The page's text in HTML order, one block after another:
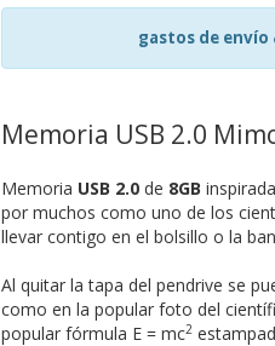
gastos de envío
Memoria USB 2.0
Memoria USB 2.0de 8GB
por muchos como uno de los
llevar contigo en el bolsillo o la
Al quitar la tapa del pendrive se
como en la popular foto del
popular fórmula E = mc2